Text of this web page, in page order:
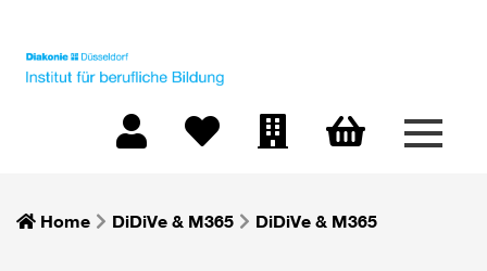
Menü
Home DiDiVe & M365 DiDiVe & M365